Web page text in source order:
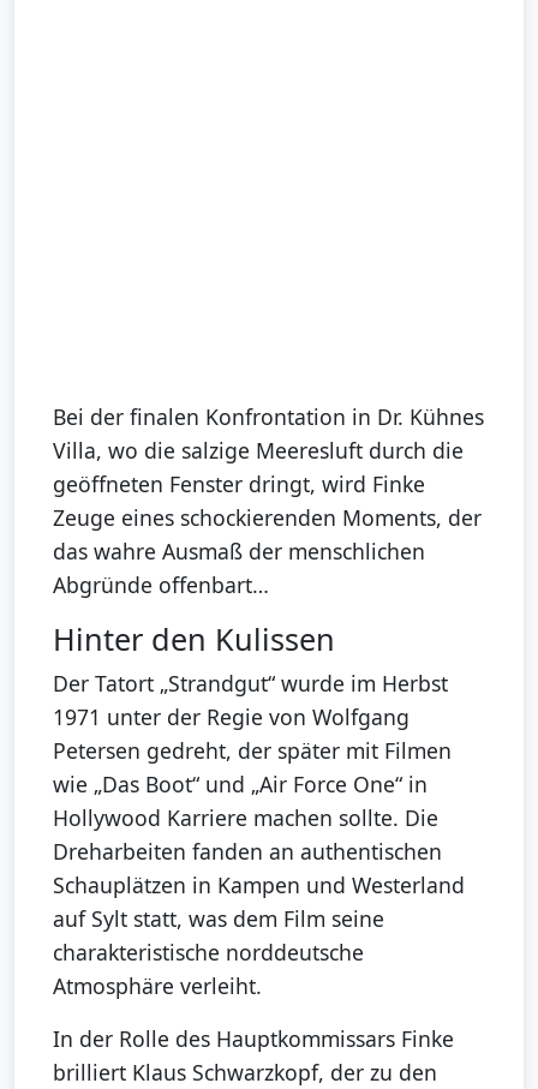
Bei der finalen Konfrontation in Dr. Kühnes
Villa, wo die salzige Meeresluft durch die
geöffneten Fenster dringt, wird Finke
Zeuge eines schockierenden Moments, der
das wahre Ausmaß der menschlichen
Abgründe offenbart…
Hinter den Kulissen
Der Tatort „Strandgut“ wurde im Herbst
1971 unter der Regie von Wolfgang
Petersen gedreht, der später mit Filmen
wie „Das Boot“ und „Air Force One“ in
Hollywood Karriere machen sollte. Die
Dreharbeiten fanden an authentischen
Schauplätzen in Kampen und Westerland
auf Sylt statt, was dem Film seine
charakteristische norddeutsche
Atmosphäre verleiht.
In der Rolle des Hauptkommissars Finke
brilliert Klaus Schwarzkopf, der zu den